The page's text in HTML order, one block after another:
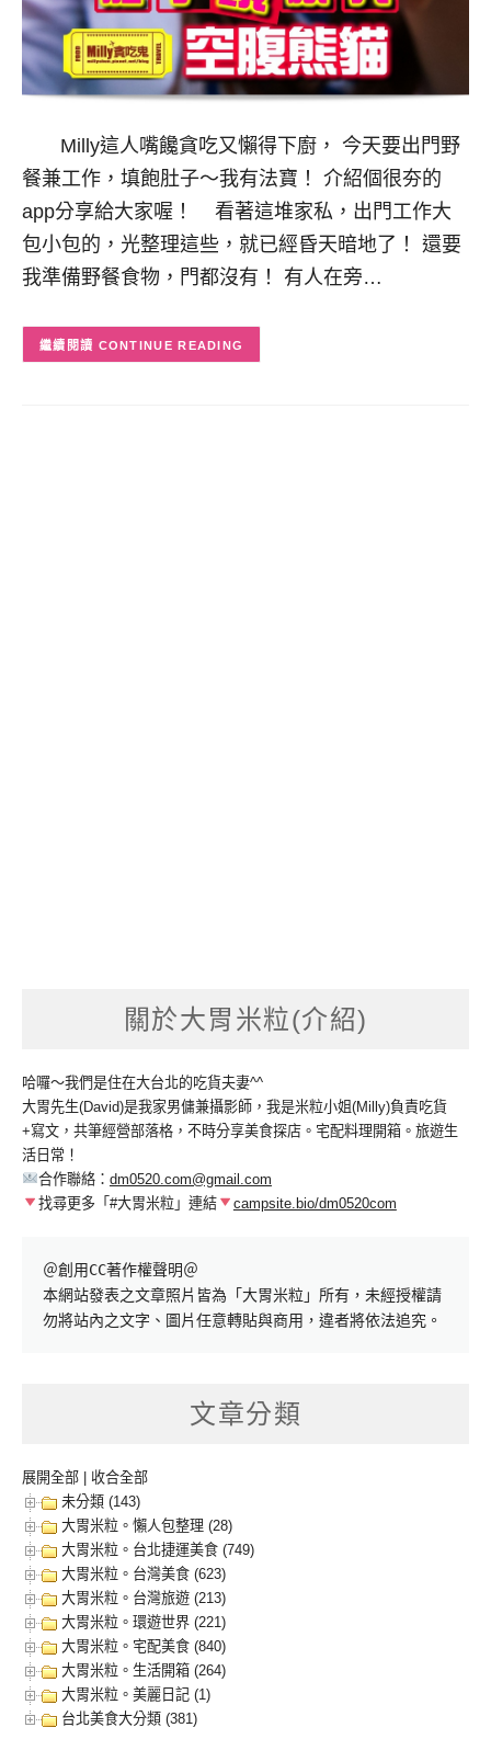
Milly這人嘴饞貪吃又懶得下廚， 今天要出門野
餐兼工作，填飽肚子～我有法寶！ 介紹個很夯的
app分享給大家喔！ 看著這堆家私，出門工作大
包小包的，光整理這些，就已經昏天暗地了！ 還要
我準備野餐食物，門都沒有！ 有人在旁…
CONTINUE READING
關於大胃米粒(介紹)
哈囉～我們是住在大台北的吃貨夫妻^^
大胃先生(David)是我家男傭兼攝影師，我是米粒小姐(Milly)負責吃貨
+寫文，共筆經營部落格，不時分享美食探店。宅配料理開箱。旅遊生
活日常！
合作聯絡： dm0520.com@gmail.com
找尋更多「#大胃米粒」連結
campsite.bio/dm0520com
＠創用CC著作權聲明＠
本網站發表之文章照片皆為「大胃米粒」所有，未經授權請
勿將站內之文字、圖片任意轉貼與商用，違者將依法追究。
文章分類
展開全部
收合全部
未分類 (143)
大胃米粒。懶人包整理 (28)
大胃米粒。台北捷運美食 (749)
大胃米粒。台灣美食 (623)
大胃米粒。台灣旅遊 (213)
大胃米粒。環遊世界 (221)
大胃米粒。宅配美食 (840)
大胃米粒。生活開箱 (264)
大胃米粒。美麗日記 (1)
台北美食大分類 (381)